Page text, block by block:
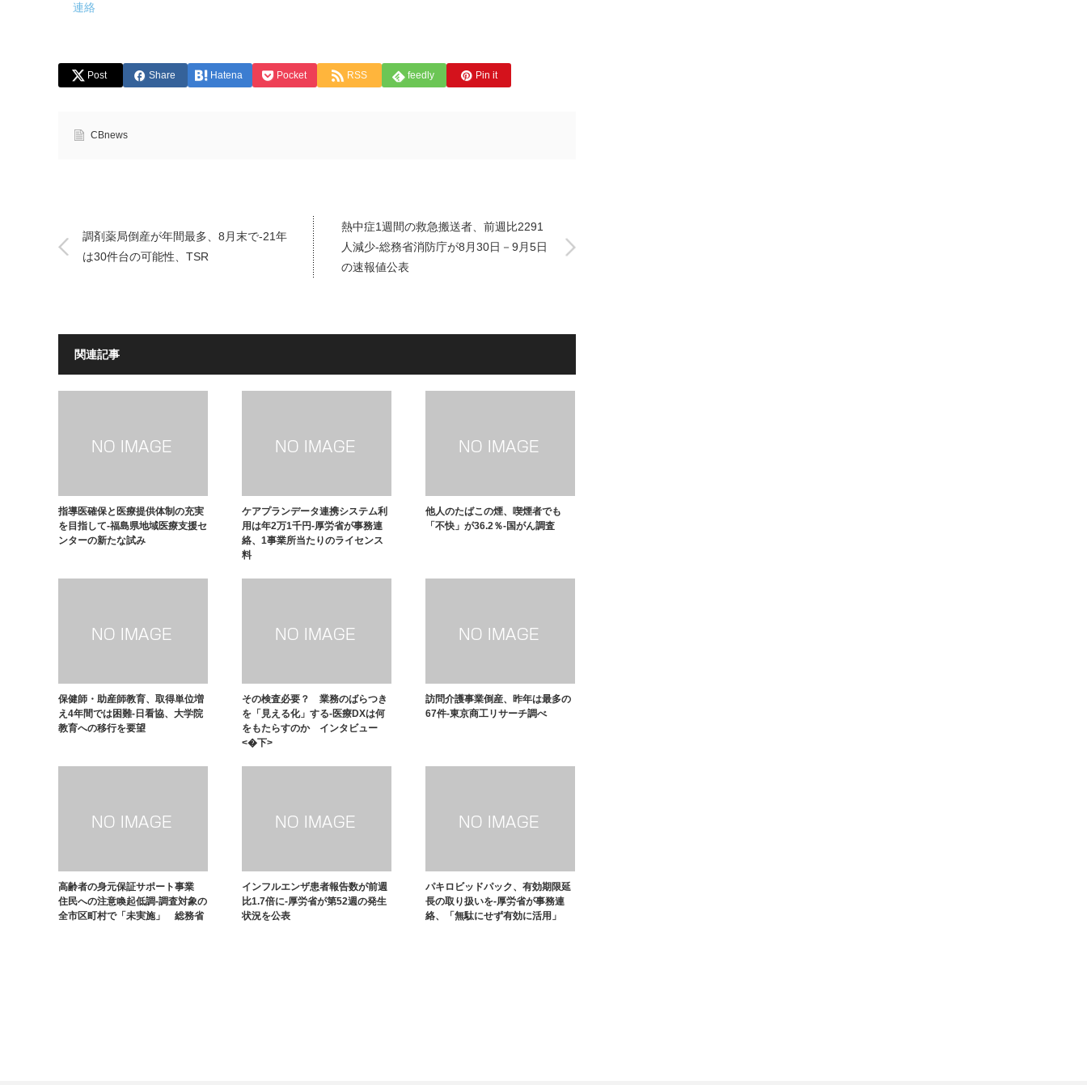
連絡
Post Share Hatena Pocket RSS feedly Pin it
CBnews
調剤薬局倒産が年間最多、8月末で-21年
は30件台の可能性、TSR
熱中症1週間の救急搬送者、前週比2291
人減少-総務省消防庁が8月30日－9月5日
の速報値公表
関連記事
指導医確保と医療提供体制の充実
を目指して-福島県地域医療支援セ
ンターの新たな試み
ケアプランデータ連携システム利
用は年2万1千円-厚労省が事務連
絡、1事業所当たりのライセンス
料
他人のたばこの煙、喫煙者でも
「不快」が36.2％-国がん調査
保健師・助産師教育、取得単位増
え4年間では困難-日看協、大学院
教育への移行を要望
その検査必要？ 業務のばらつき
を「見える化」する-医療DXは何
をもたらすのか インタビュー
<�下>
訪問介護事業倒産、昨年は最多の
67件-東京商工リサーチ調べ
高齢者の身元保証サポート事業
住民への注意喚起低調-調査対象の
全市区町村で「未実施」 総務省
インフルエンザ患者報告数が前週
比1.7倍に-厚労省が第52週の発生
状況を公表
パキロビッドパック、有効期限延
長の取り扱いを-厚労省が事務連
絡、「無駄にせず有効に活用」